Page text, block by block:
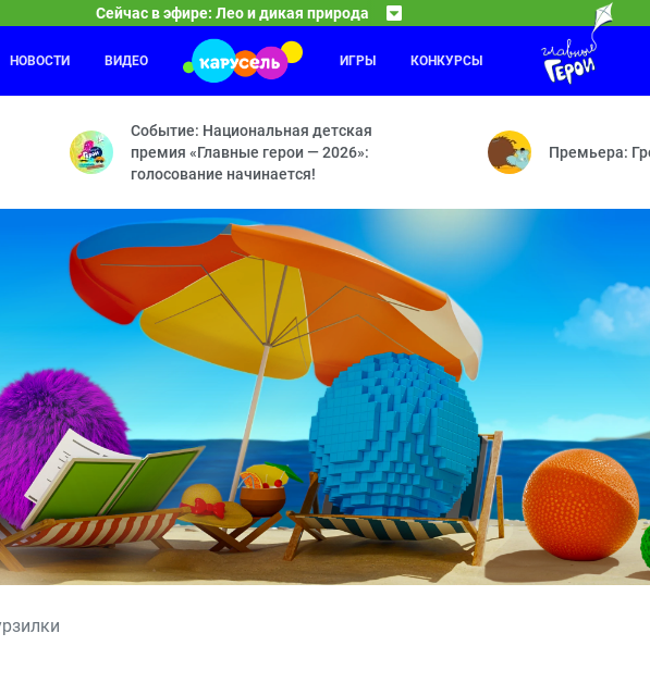
Сейчас в эфире: Лео и дикая природа
— Зачем лягушка перешла дорогу? — Мата-мата — Хитрый опоссум — Застрявший в
Бобр добр
Летающий барсук — Мишень — Лунатик — Похищение — Сладкоежка —
С добрым
Герои
НОВОСТИ ВИДЕО ИГРЫ КОНКУРСЫ
Событие: Национальная детская
премия «Главные герои — 2026»:
голосование начинается!
Премьера: